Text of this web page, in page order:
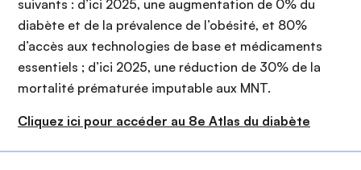
suivants : d’ici 2025, une augmentation de 0% du
diabète et de la prévalence de l’obésité, et 80%
d’accès aux technologies de base et médicaments
essentiels ; d’ici 2025, une réduction de 30% de la
mortalité prématurée imputable aux MNT.
Cliquez ici pour accéder au 8e Atlas du diabète